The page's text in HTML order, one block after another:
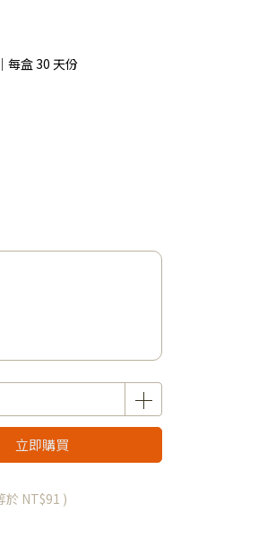
每盒 30 天份
立即購買
於 NT$91 )